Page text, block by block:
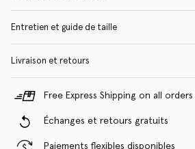
Entretien et guide de taille
Livraison et retours
Free Express Shipping on all orders
Échanges et retours gratuits
Paiements flexibles disponibles